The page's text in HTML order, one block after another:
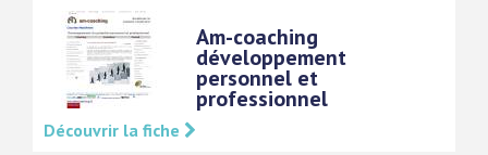
Am-coaching
développement
personnel et
professionnel
Découvrir la fiche